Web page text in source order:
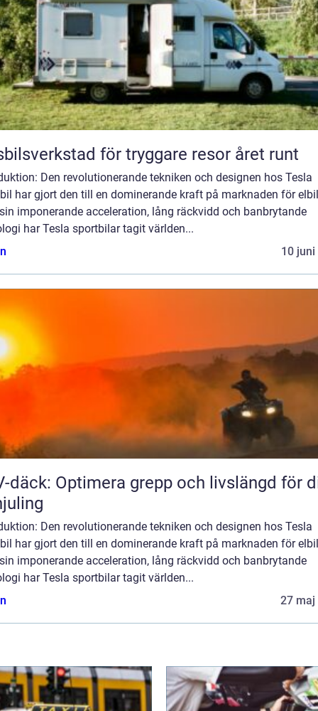
för tryggare resor året runt
Den revolutionerande tekniken och designen hos Tesla
har gjort den till en dominerande kraft på marknaden för
imponerande acceleration, lång räckvidd och banbrytande
har Tesla sportbilar tagit världen...
10 juni
däck: Optimera grepp och livslängd för
Den revolutionerande tekniken och designen hos Tesla
har gjort den till en dominerande kraft på marknaden för
imponerande acceleration, lång räckvidd och banbrytande
har Tesla sportbilar tagit världen...
27 maj